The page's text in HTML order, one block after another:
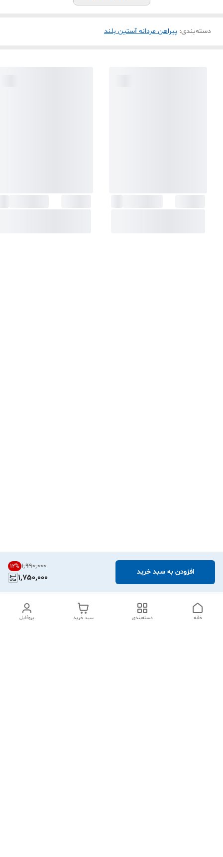
۱٬۹۹۰٬۰۰۰ 12%
1,750,000
افزودن به سبد خرید
دسته‌بندی: پیراهن مردانه آستین بلند
پروفایل سبد خرید دسته‌بندی خانه